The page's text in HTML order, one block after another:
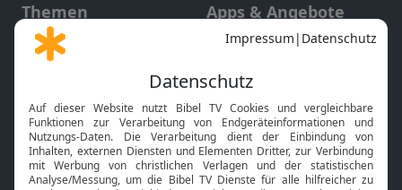
Themen
Gott und Bibel erklärt
Neuigkeiten
Apps & Angebote
Mobile App
Smart TV
HbbTV
Bibelthek Online-Bibel
Nächster Gottesdienst